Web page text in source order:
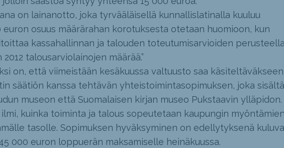
on lainanotto, joka tyrvääläisellä kunnallislatinalla kuuluu
euron osuus määrärahan korotuksesta otetaan huomioon, kun
kassahallinnan ja talouden toteutumisarvioiden
talousarviolainojen määrää.”
on, että viimeistään kesäkuussa valtuusto saa käsiteltäväkseen
säätiön kanssa tehtävän yhteistoimintasopimuksen, joka
museon että Suomalaisen kirjan museo Pukstaavin ylläpidon.
kuinka toiminta ja talous sopeutetaan kaupungin
tasolle. Sopimuksen hyväksyminen on edellytyksenä
000 euron loppuerän maksamiselle heinäkuussa.